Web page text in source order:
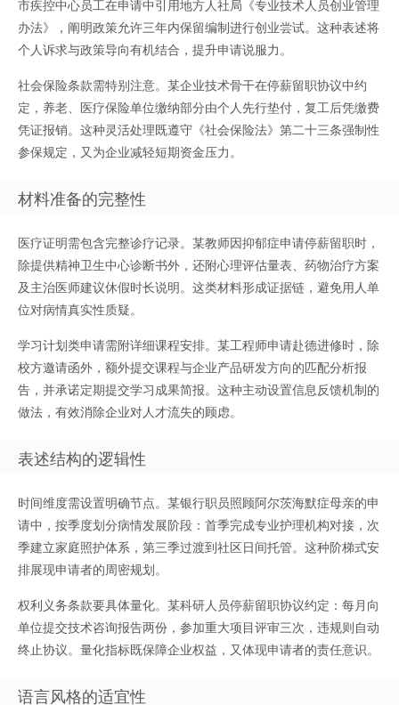
市疾控中心员工在申请中引用地方人社局《专业技术人员创业管理
办法》，阐明政策允许三年内保留编制进行创业尝试。这种表述将
个人诉求与政策导向有机结合，提升申请说服力。
社会保险条款需特别注意。某企业技术骨干在停薪留职协议中约
定，养老、医疗保险单位缴纳部分由个人先行垫付，复工后凭缴费
凭证报销。这种灵活处理既遵守《社会保险法》第二十三条强制性
参保规定，又为企业减轻短期资金压力。
材料准备的完整性
医疗证明需包含完整诊疗记录。某教师因抑郁症申请停薪留职时，
除提供精神卫生中心诊断书外，还附心理评估量表、药物治疗方案
及主治医师建议休假时长说明。这类材料形成证据链，避免用人单
位对病情真实性质疑。
学习计划类申请需附详细课程安排。某工程师申请赴德进修时，除
校方邀请函外，额外提交课程与企业产品研发方向的匹配分析报
告，并承诺定期提交学习成果简报。这种主动设置信息反馈机制的
做法，有效消除企业对人才流失的顾虑。
表述结构的逻辑性
时间维度需设置明确节点。某银行职员照顾阿尔茨海默症母亲的申
请中，按季度划分病情发展阶段：首季完成专业护理机构对接，次
季建立家庭照护体系，第三季过渡到社区日间托管。这种阶梯式安
排展现申请者的周密规划。
权利义务条款要具体量化。某科研人员停薪留职协议约定：每月向
单位提交技术咨询报告两份，参加重大项目评审三次，违规则自动
终止协议。量化指标既保障企业权益，又体现申请者的责任意识。
语言风格的适宜性